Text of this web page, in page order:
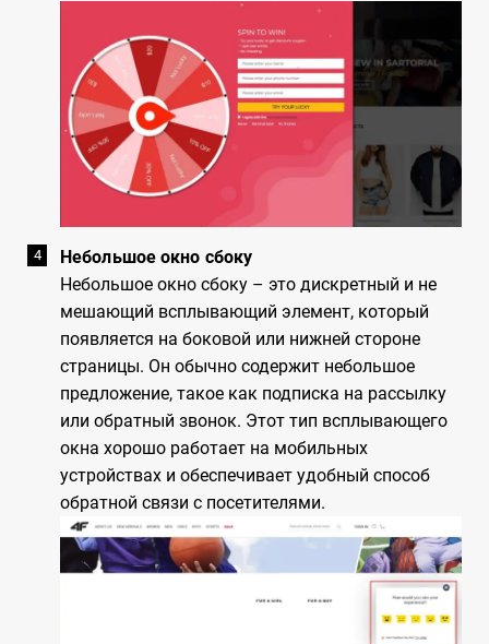
Небольшое окно сбоку
Небольшое окно сбоку – это дискретный и не
мешающий всплывающий элемент, который
появляется на боковой или нижней стороне
страницы. Он обычно содержит небольшое
предложение, такое как подписка на рассылку
или обратный звонок. Этот тип всплывающего
окна хорошо работает на мобильных
устройствах и обеспечивает удобный способ
обратной связи с посетителями.